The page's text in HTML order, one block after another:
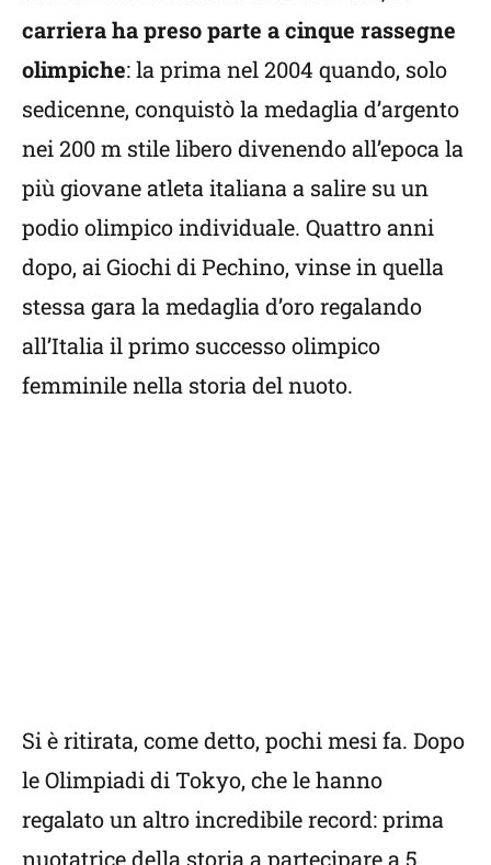
carriera ha preso parte a cinque rassegne
olimpiche: la prima nel 2004 quando, solo
sedicenne, conquistò la medaglia d’argento
nei 200 m stile libero divenendo all’epoca la
più giovane atleta italiana a salire su un
podio olimpico individuale. Quattro anni
dopo, ai Giochi di Pechino, vinse in quella
stessa gara la medaglia d’oro regalando
all’Italia il primo successo olimpico
femminile nella storia del nuoto.
Si è ritirata, come detto, pochi mesi fa. Dopo
le Olimpiadi di Tokyo, che le hanno
regalato un altro incredibile record: prima
nuotatrice della storia a partecipare a 5